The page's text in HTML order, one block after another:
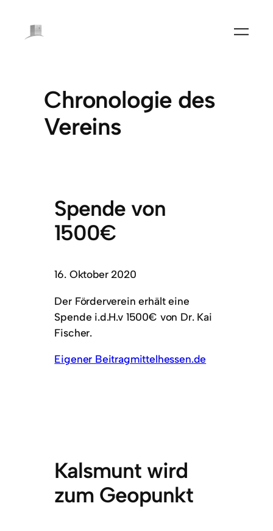
Chronologie des
Vereins
Spende von
1500€
16. Oktober 2020
Der Förderverein erhält eine
Spende i.d.H.v 1500€ von Dr. Kai
Fischer.
Eigener Beitragmittelhessen.de
Kalsmunt wird
zum Geopunkt